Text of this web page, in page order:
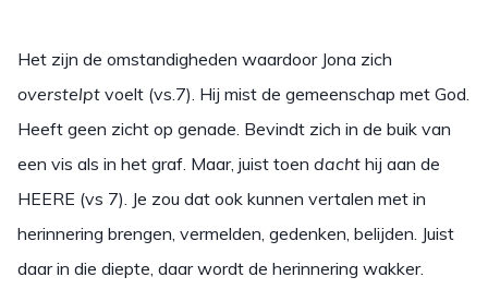
Het zijn de omstandigheden waardoor Jona zich
overstelpt voelt (vs.7). Hij mist de gemeenschap met God.
Heeft geen zicht op genade. Bevindt zich in de buik van
een vis als in het graf. Maar, juist toen dacht hij aan de
HEERE (vs 7). Je zou dat ook kunnen vertalen met in
herinnering brengen, vermelden, gedenken, belijden. Juist
daar in die diepte, daar wordt de herinnering wakker.